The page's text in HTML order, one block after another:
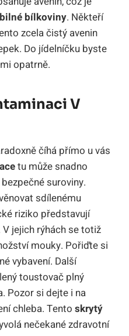
bílkoviny. Někteří
zcela čistý avenin
Do jídelníčku byste
opatrně.
V
číhá přímo u vás
tu může snadno
suroviny.
sdílenému
riziko představují
jejich rýhách se totiž
mouky. Pořiďte si
vybavení. Další
toustovač plný
Pozor si dejte i na
chleba. Tentoskrytý
nečekané zdravotní